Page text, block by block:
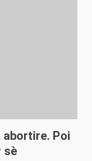
abortire. Poi
sè